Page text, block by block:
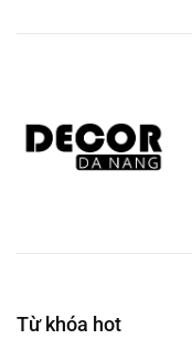
Tiện ích sắp xếp
Thảm Decor (1)
Tranh treo tường (0)
Từ khóa hot